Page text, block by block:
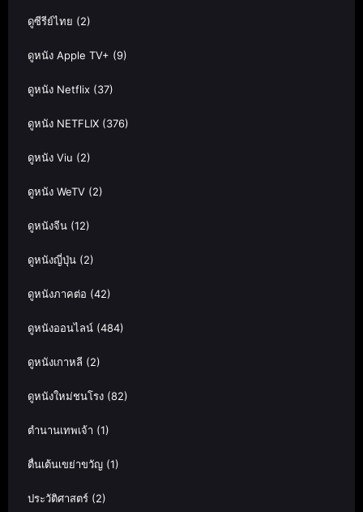
ดูซีรีย์ไทย (2)
ดูหนัง Apple TV+ (9)
ดูหนัง Netflix (37)
ดูหนัง NETFLIX (376)
ดูหนัง Viu (2)
ดูหนัง WeTV (2)
ดูหนังจีน (12)
ดูหนังญี่ปุ่น (2)
ดูหนังภาคต่อ (42)
ดูหนังออนไลน์ (484)
ดูหนังเกาหลี (2)
ดูหนังใหม่ชนโรง (82)
ตำนานเทพเจ้า (1)
ตื่นเต้นเขย่าขวัญ (1)
ประวัติศาสตร์ (2)